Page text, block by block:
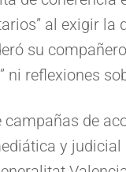
al exigir
su
reflexiones
de
y